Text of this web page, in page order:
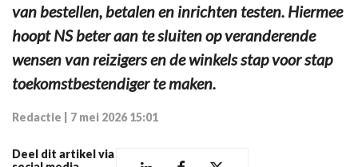
van bestellen, betalen en inrichten testen. Hiermee
hoopt NS beter aan te sluiten op veranderende
wensen van reizigers en de winkels stap voor stap
toekomstbestendiger te maken.
Redactie 7 mei 2026 15:01
Deel dit artikel via